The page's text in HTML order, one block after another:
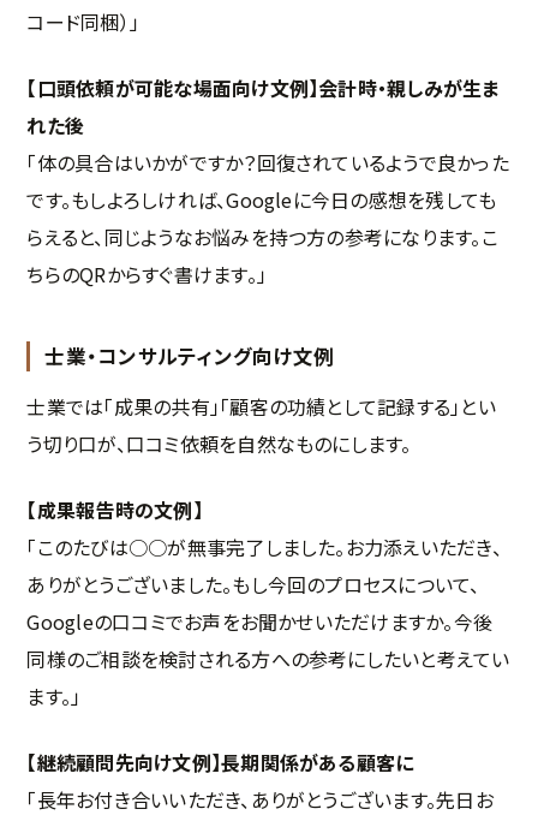
コード同梱）」
【口頭依頼が可能な場面向け文例】会計時・親しみが生ま
れた後
「体の具合はいかがですか？回復されているようで良かった
です。もしよろしければ、Googleに今日の感想を残しても
らえると、同じようなお悩みを持つ方の参考になります。こ
ちらのQRからすぐ書けます。」
士業・コンサルティング向け文例
士業では「成果の共有」「顧客の功績として記録する」とい
う切り口が、口コミ依頼を自然なものにします。
【成果報告時の文例】
「このたびは○○が無事完了しました。お力添えいただき、
ありがとうございました。もし今回のプロセスについて、
Googleの口コミでお声をお聞かせいただけますか。今後
同様のご相談を検討される方への参考にしたいと考えてい
ます。」
【継続顧問先向け文例】長期関係がある顧客に
「長年お付き合いいただき、ありがとうございます。先日お